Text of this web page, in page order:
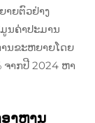
າຍຕົວຢ່າງ
ນຄ່າປະມານ
ນຂະຫຍາຍໂດຍ
ຈາກປີ 2024 ຫາ
າຫານ